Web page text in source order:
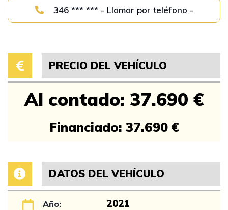
346 *** *** - Llamar por teléfono -
PRECIO DEL VEHÍCULO
Al contado: 37.690 €
Financiado: 37.690 €
DATOS DEL VEHÍCULO
Año: 2021